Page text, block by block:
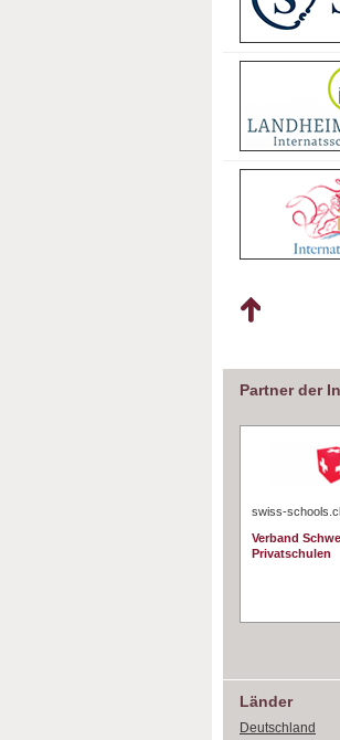
Partner der
swiss-
Verband
Privatschulen
Länder
Deutschland